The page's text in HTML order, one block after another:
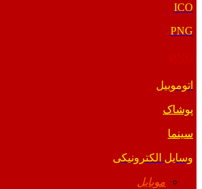
ICO
PNG
اتوموبیل
پوشاک
سینما
وسایل الکترونیکی
موبایل